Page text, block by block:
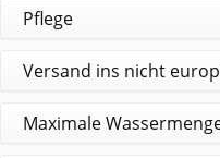
Pflege
Versand ins nicht
Maximale